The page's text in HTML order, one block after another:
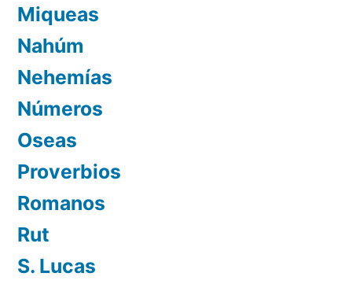
Miqueas
Nahúm
Nehemías
Números
Oseas
Proverbios
Romanos
Rut
S. Lucas